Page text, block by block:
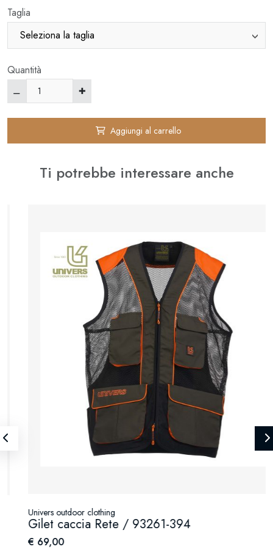
Taglia
Quantità
✚
Aggiungi al carrello
Ti potrebbe interessare anche
Univers outdoor clothing
Gilet caccia Rete / 93261-394
€ 69,00